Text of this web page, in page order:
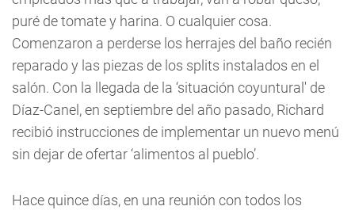
puré de tomate y harina. O cualquier cosa.
Comenzaron a perderse los herrajes del baño recién
reparado y las piezas de los splits instalados en el
salón. Con la llegada de la ‘situación coyuntural' de
Díaz-Canel, en septiembre del año pasado, Richard
recibió instrucciones de implementar un nuevo menú
sin dejar de ofertar ‘alimentos al pueblo’.
Hace quince días, en una reunión con todos los